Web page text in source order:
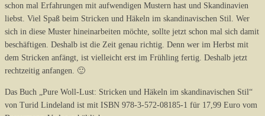
schon mal Erfahrungen mit aufwendigen Mustern hast und Skandinavien
liebst. Viel Spaß beim Stricken und Häkeln im skandinavischen Stil. Wer
sich in diese Muster hineinarbeiten möchte, sollte jetzt schon mal sich damit
beschäftigen. Deshalb ist die Zeit genau richtig. Denn wer im Herbst mit
dem Stricken anfängt, ist vielleicht erst im Frühling fertig. Deshalb jetzt
rechtzeitig anfangen. 🙂
Das Buch „Pure Woll-Lust: Stricken und Häkeln im skandinavischen Stil“
von Turid Lindeland ist mit ISBN 978-3-572-08185-1 für 17,99 Euro vom